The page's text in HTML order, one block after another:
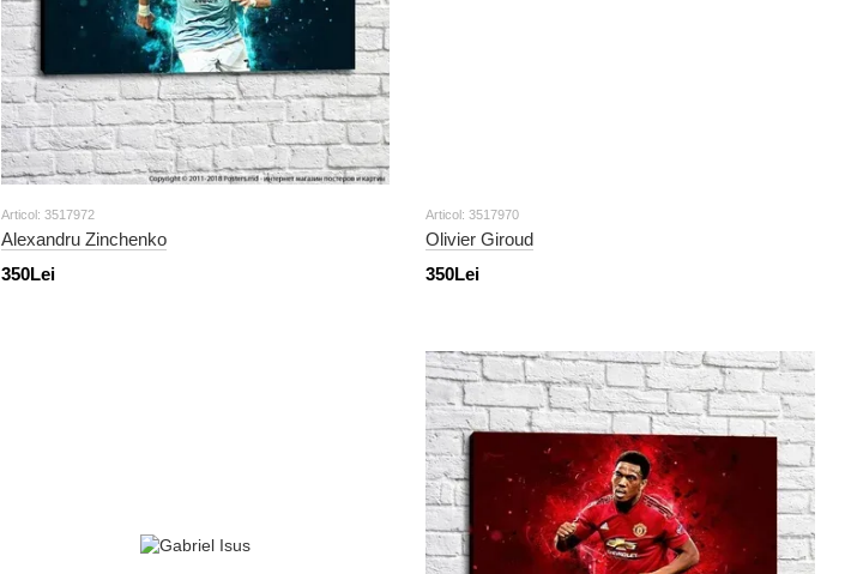
Articol: 3517972
Alexandru Zinchenko
350Lei
Articol: 3517970
Olivier Giroud
350Lei